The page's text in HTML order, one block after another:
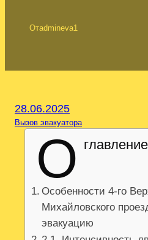
Отadmineva1
28.06.2025
Вызов эвакуатора
О главление
Особенности 4-го
Михайловского
эвакуацию